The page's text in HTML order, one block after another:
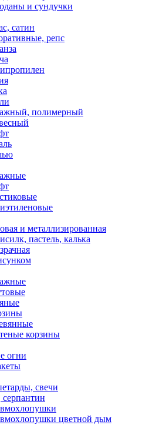
и сундучки
сатин
репс
полимерный
и металлизированная
пастель, калька
корзины
огни
свечи
цветной дым